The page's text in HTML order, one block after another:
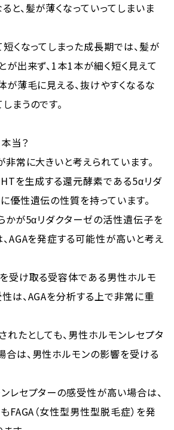
と、髪が薄くなっていってしまいま
くなってしまった成長期では、髪が
が出来ず、1本1本が細く短く見えて
が薄毛に見える、抜けやすくなるな
まうのです。
当？
常に大きいと考えられています。
を生成する還元酵素である5αリダ
優性遺伝の性質を持っています。
かが5αリダクターゼの活性遺伝子を
AGAを発症する可能性が高いと考え
受け取る受容体である男性ホルモ
は、AGAを分析する上で非常に重
たとしても、男性ホルモンレセプタ
は、男性ホルモンの影響を受ける
レセプターの感受性が高い場合は、
FAGA（女性型男性型脱毛症）を発